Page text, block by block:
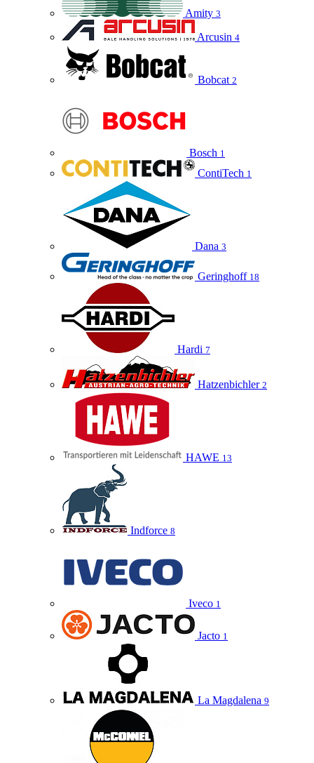
Amity 3
Arcusin 4
Bobcat 2
Bosch 1
ContiTech 1
Dana 3
Geringhoff 18
Hardi 7
Hatzenbichler 2
HAWE 13
Indforce 8
Iveco 1
Jacto 1
La Magdalena 9